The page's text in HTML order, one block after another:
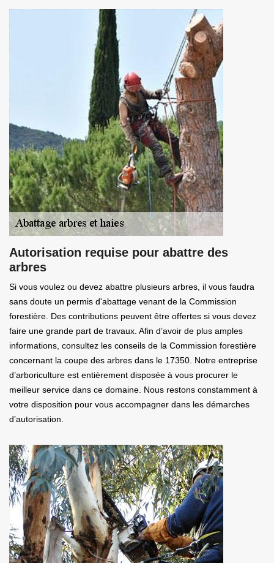
Autorisation requise pour abattre des
arbres
Si vous voulez ou devez abattre plusieurs arbres, il vous faudra
sans doute un permis d'abattage venant de la Commission
forestière. Des contributions peuvent être offertes si vous devez
faire une grande part de travaux. Afin d’avoir de plus amples
informations, consultez les conseils de la Commission forestière
concernant la coupe des arbres dans le 17350. Notre entreprise
d’arboriculture est entièrement disposée à vous procurer le
meilleur service dans ce domaine. Nous restons constamment à
votre disposition pour vous accompagner dans les démarches
d’autorisation.